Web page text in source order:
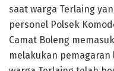
saat warga Terlaing
personel Polsek
Camat Boleng
melakukan